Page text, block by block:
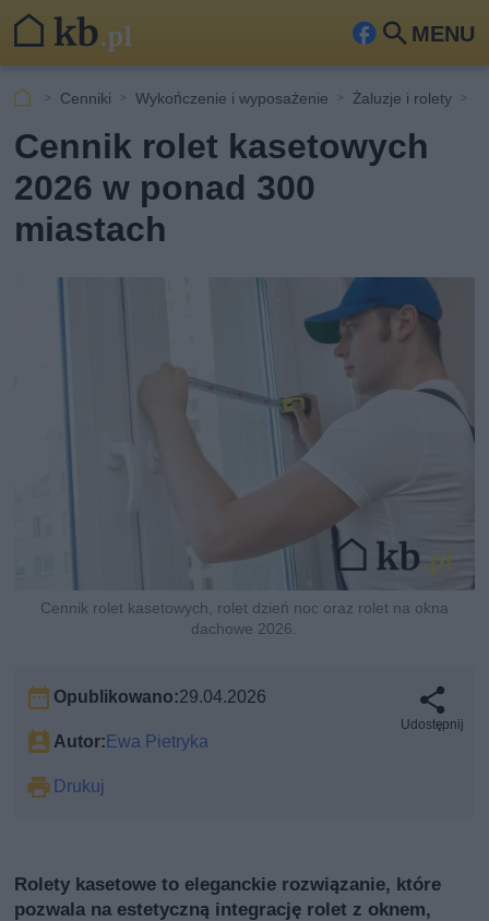
MENU
Fa
ceb
ook
Szu
kaj
Cenniki Wykończenie i wyposażenie Żaluzje i rolety
Cennik rolet kasetowych
2026 w ponad 300
miastach
Cennik rolet kasetowych, rolet dzień noc oraz rolet na okna
dachowe 2026.
Opublikowano:29.04.2026
Autor:Ewa Pietryka
Drukuj
Udostępnij
Rolety kasetowe to eleganckie rozwiązanie, które
pozwala na estetyczną integrację rolet z oknem,